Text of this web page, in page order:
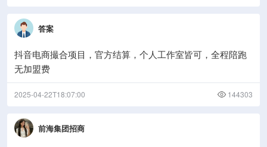
答案
抖音电商撮合项目，官方结算，个人工作室皆可，全程陪跑
无加盟费
2025-04-22T18:07:00 144303
前海集团招商